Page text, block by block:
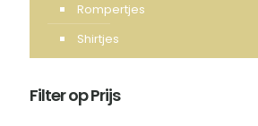
Rompertjes
Shirtjes
Filter op Prijs